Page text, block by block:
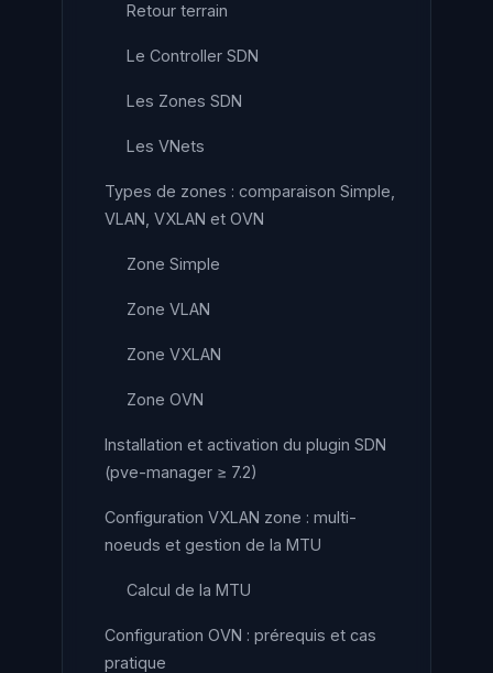
Retour terrain
Le Controller SDN
Les Zones SDN
Les VNets
Types de zones : comparaison Simple,
VLAN, VXLAN et OVN
Zone Simple
Zone VLAN
Zone VXLAN
Zone OVN
Installation et activation du plugin SDN
(pve-manager ≥ 7.2)
Configuration VXLAN zone : multi-
noeuds et gestion de la MTU
Calcul de la MTU
Configuration OVN : prérequis et cas
pratique